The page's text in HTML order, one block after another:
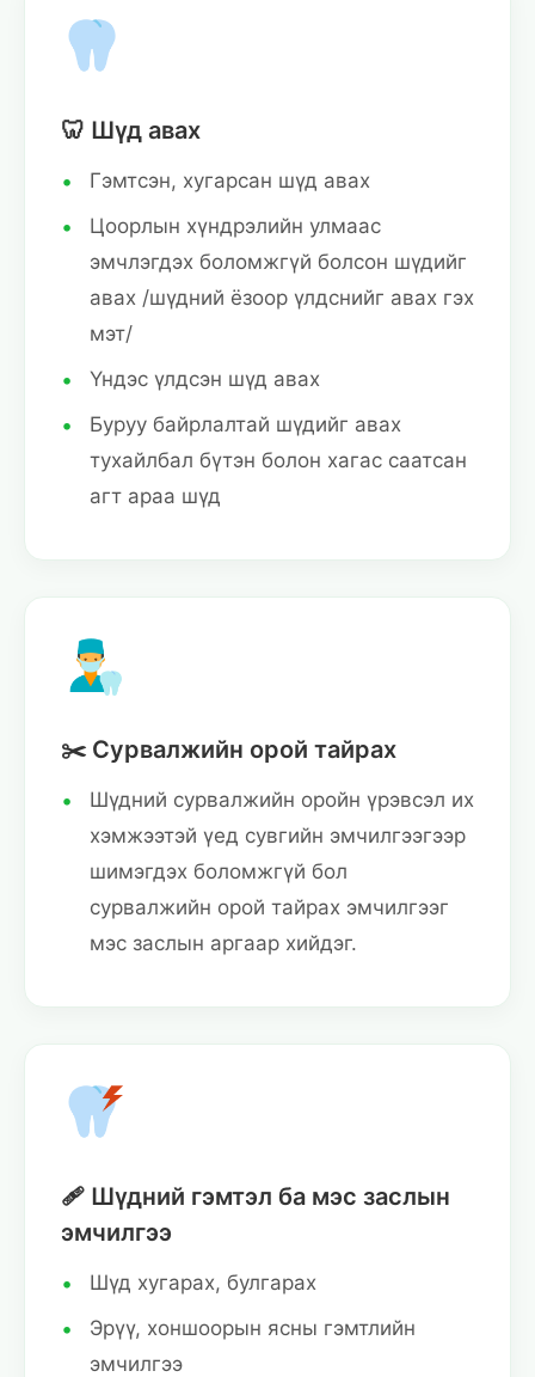
🦷 Шүд авах
Гэмтсэн, хугарсан шүд авах
Цоорлын хүндрэлийн улмаас
эмчлэгдэх боломжгүй болсон шүдийг
авах /шүдний ёзоор үлдснийг авах гэх
мэт/
Үндэс үлдсэн шүд авах
Буруу байрлалтай шүдийг авах
тухайлбал бүтэн болон хагас саатсан
агт араа шүд
✂️ Сурвалжийн орой тайрах
Шүдний сурвалжийн оройн үрэвсэл их
хэмжээтэй үед сувгийн эмчилгээгээр
шимэгдэх боломжгүй бол
сурвалжийн орой тайрах эмчилгээг
мэс заслын аргаар хийдэг.
🩹 Шүдний гэмтэл ба мэс заслын
эмчилгээ
Шүд хугарах, булгарах
Эрүү, хоншоорын ясны гэмтлийн
эмчилгээ